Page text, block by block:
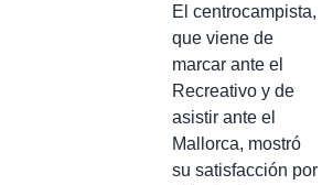
El centrocampista,
que viene de
marcar ante el
Recreativo y de
asistir ante el
Mallorca, mostró
su satisfacción por